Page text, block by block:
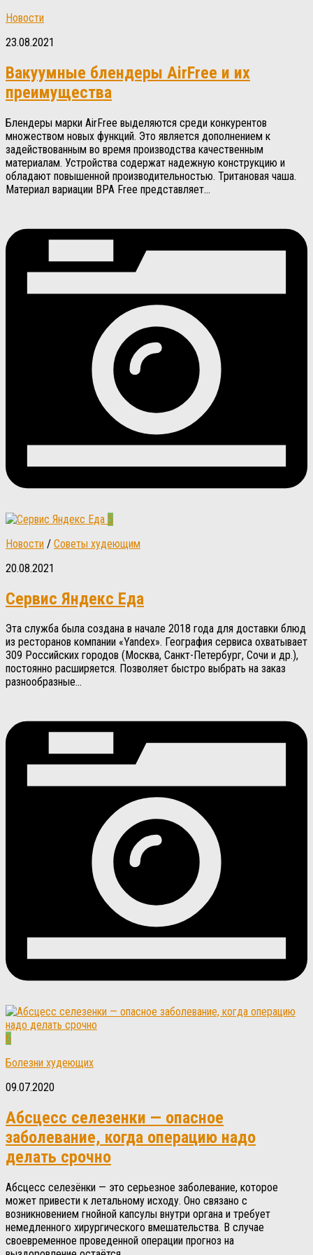
Новости
23.08.2021
Вакуумные блендеры AirFree и их
преимущества
Блендеры марки AirFree выделяются среди конкурентов
множеством новых функций. Это является дополнением к
задействованным во время производства качественным
материалам. Устройства содержат надежную конструкцию и
обладают повышенной производительностью. Тритановая чаша.
Материал вариации BPA Free представляет...
5
Новости / Советы худеющим
20.08.2021
Сервис Яндекс Еда
Эта служба была создана в начале 2018 года для доставки блюд
из ресторанов компании «Yandex». География сервиса охватывает
309 Российских городов (Москва, Санкт-Петербург, Сочи и др.),
постоянно расширяется. Позволяет быстро выбрать на заказ
разнообразные...
6
Болезни худеющих
09.07.2020
Абсцесс селезенки — опасное
заболевание, когда операцию надо
делать срочно
Абсцесс селезёнки — это серьезное заболевание, которое
может привести к летальному исходу. Оно связано с
возникновением гнойной капсулы внутри органа и требует
немедленного хирургического вмешательства. В случае
своевременное проведенной операции прогноз на